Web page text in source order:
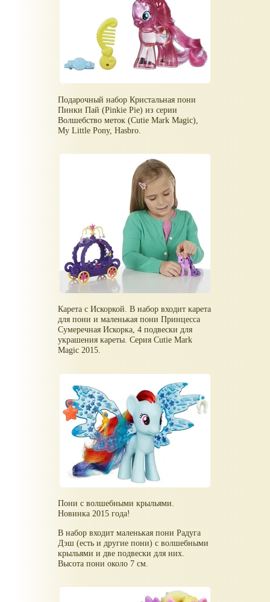
Подарочный набор Кристальная пони
Пинки Пай (Pinkie Pie) из серии
Волшебство меток (Cutie Mark Magic),
My Little Pony, Hasbro.
Карета с Искоркой. В набор входит карета
для пони и маленькая пони Принцесса
Сумеречная Искорка, 4 подвески для
украшения кареты. Серия Cutie Mark
Magic 2015.
Пони с волшебными крыльями.
Новинка 2015 года!
В набор входит маленькая пони Радуга
Дэш (есть и другие пони) с волшебными
крыльями и две подвески для них.
Высота пони около 7 см.